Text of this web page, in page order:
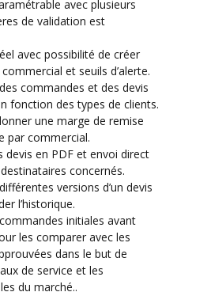
avec plusieurs
de validation est
avec possibilité de créer
et seuils d’alerte.
commandes et des devis
fonction des types de clients.
une marge de remise
par commercial.
devis en PDF et envoi direct
concernés.
versions d’un devis
l’historique.
initiales avant
les comparer avec les
dans le but de
de service et les
du marché..